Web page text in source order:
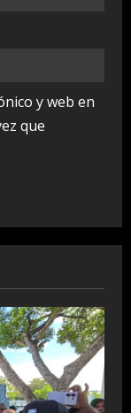
y web en
que